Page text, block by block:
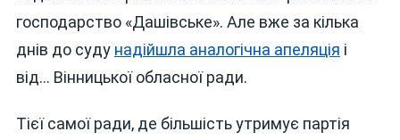
господарство «Дашівське». Але вже за кілька
днів до суду надійшла аналогічна апеляція і
від… Вінницької обласної ради.
Тієї самої ради, де більшість утримує партія